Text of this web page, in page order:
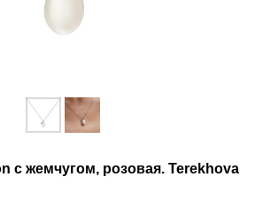
с жемчугом, розовая. Terekhova